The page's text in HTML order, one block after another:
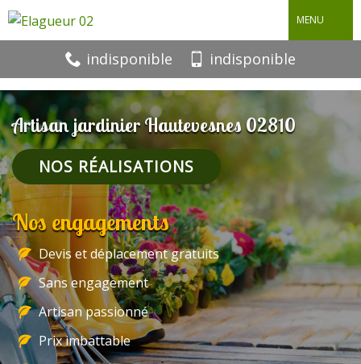
MENU
indisponible indisponible
Artisan jardinier Hautevesnes 02810
NOS RÉALISATIONS
Nos engagements
Devis et déplacement gratuits
Sans engagement
Artisan passionné
Prix imbattable